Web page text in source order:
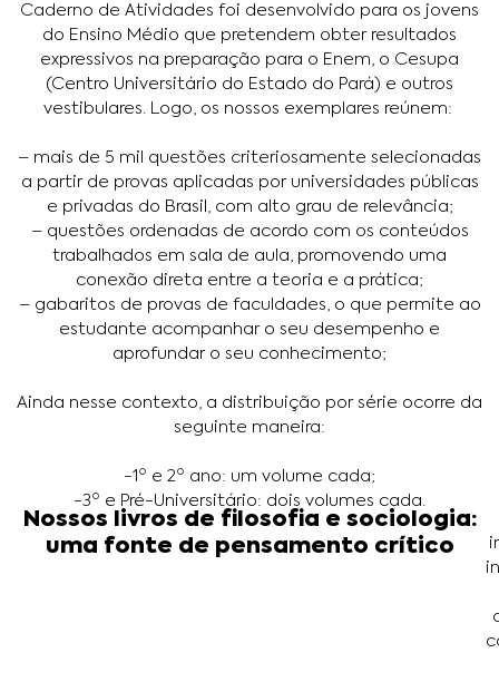
Caderno de Atividades foi desenvolvido para os jovens
do Ensino Médio que pretendem obter resultados
expressivos na preparação para o Enem, o Cesupa
(Centro Universitário do Estado do Pará) e outros
vestibulares. Logo, os nossos exemplares reúnem:
– mais de 5 mil questões criteriosamente selecionadas
a partir de provas aplicadas por universidades públicas
e privadas do Brasil, com alto grau de relevância;
– questões ordenadas de acordo com os conteúdos
trabalhados em sala de aula, promovendo uma
conexão direta entre a teoria e a prática;
– gabaritos de provas de faculdades, o que permite ao
estudante acompanhar o seu desempenho e
aprofundar o seu conhecimento;
Ainda nesse contexto, a distribuição por série ocorre da
seguinte maneira:
-1º e 2º ano: um volume cada;
-3º e Pré-Universitário: dois volumes cada.
Nossos livros de filosofia e sociologia:
uma fonte de pensamento crítico